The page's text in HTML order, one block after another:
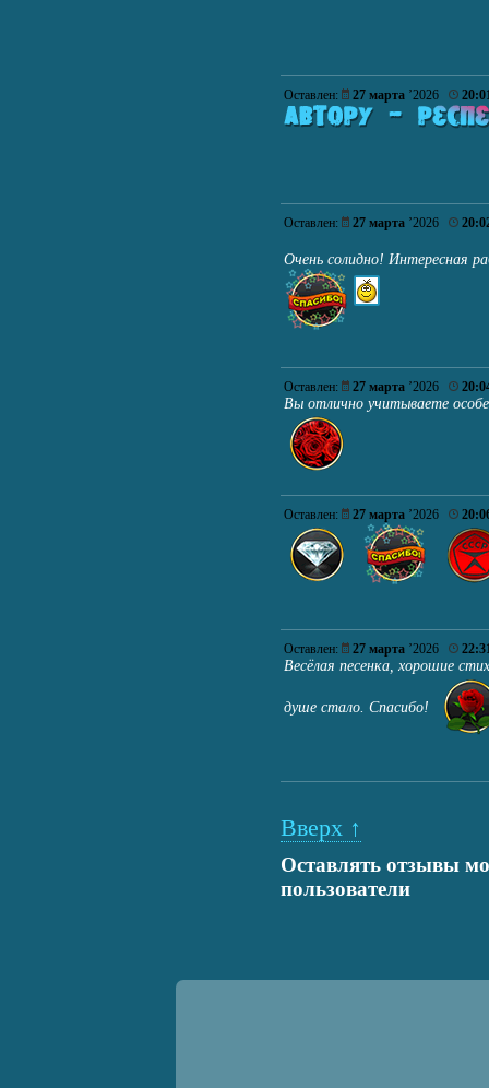
Оставлен: 27 марта ’2026
Оставлен: 27 марта ’2026
Очень солидно! Интересная
Оставлен: 27 марта ’2026
Вы отлично учитываете
Оставлен: 27 марта ’2026
Оставлен: 27 марта ’2026
Весёлая песенка, хорошие
душе стало. Спасибо!
Вверх ↑
Оставлять отзывы
пользователи